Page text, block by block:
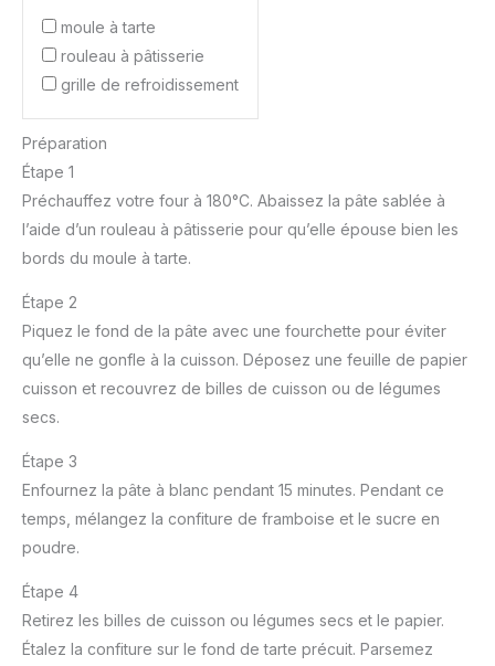
moule à tarte
rouleau à pâtisserie
grille de refroidissement
Préparation
Étape 1
Préchauffez votre four à 180°C. Abaissez la pâte sablée à
l’aide d’un rouleau à pâtisserie pour qu’elle épouse bien les
bords du moule à tarte.
Étape 2
Piquez le fond de la pâte avec une fourchette pour éviter
qu’elle ne gonfle à la cuisson. Déposez une feuille de papier
cuisson et recouvrez de billes de cuisson ou de légumes
secs.
Étape 3
Enfournez la pâte à blanc pendant 15 minutes. Pendant ce
temps, mélangez la confiture de framboise et le sucre en
poudre.
Étape 4
Retirez les billes de cuisson ou légumes secs et le papier.
Étalez la confiture sur le fond de tarte précuit. Parsemez